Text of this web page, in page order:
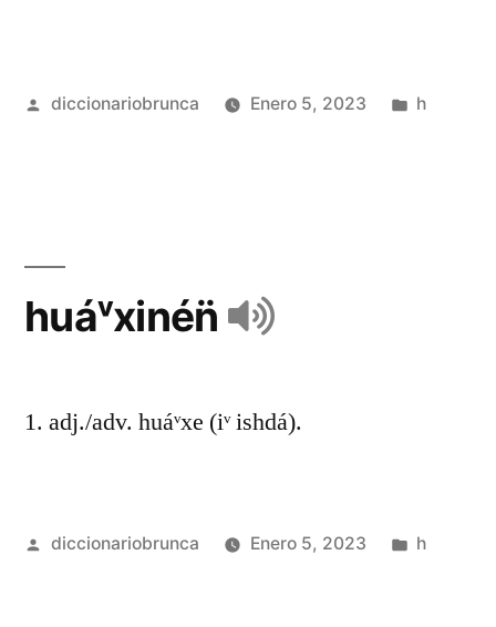
diccionariobrunca Enero 5, 2023 h
huáᵛxinén̈
1. adj./adv. huáᵛxe (iᵛ ishdá).
diccionariobrunca Enero 5, 2023 h